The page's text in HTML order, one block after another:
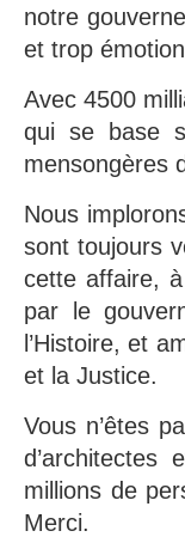
notre
et trop
Avec 4500
qui se base
mensongères
Nous
sont toujours
cette affaire,
par le
l’Histoire, et
et la Justice.
Vous n’êtes
d’architectes
millions de
Merci.